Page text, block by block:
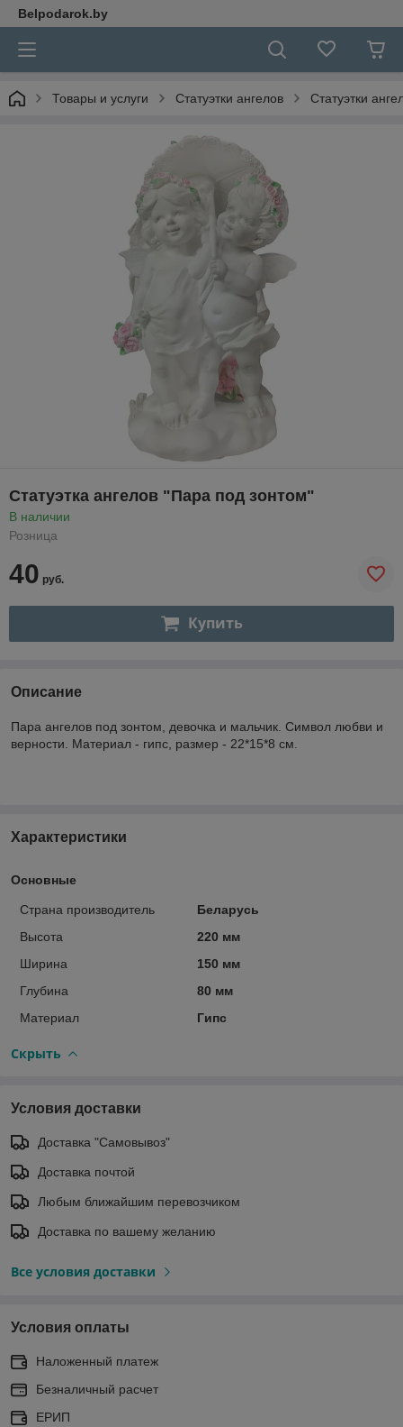
Belpodarok.by
Товары и услуги Статуэтки ангелов Статуэтки
Статуэтка ангелов "Пара под зонтом"
В наличии
Розница
40 руб.
Купить
Описание
Пара ангелов под зонтом, девочка и мальчик. Символ любви и
верности. Материал - гипс, размер - 22*15*8 см.
Характеристики
Основные
Страна производитель
Беларусь
Высота
220 мм
Ширина
150 мм
Глубина
80 мм
Материал
Гипс
Скрыть
Условия доставки
Доставка "Самовывоз"
Доставка почтой
Любым ближайшим перевозчиком
Доставка по вашему желанию
Все условия доставки
Условия оплаты
Наложенный платеж
Безналичный расчет
ЕРИП